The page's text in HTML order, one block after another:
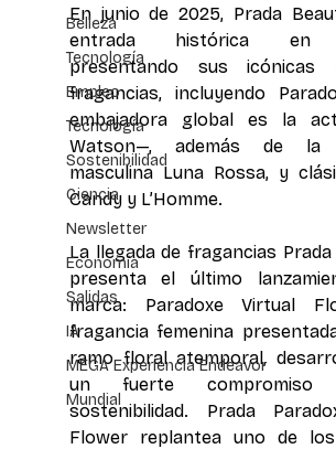
Belleza
Tecnología
Empleo
Tecnología
Sostenibilidad
Ciencia
Newsletter
Economía
Salidas
IA
MEGA Experiencia Endeavor
Mundial
En junio de 2025, Prada
entrada histórica en
presentando sus icónicas
fragancias, incluyendo
embajadora global es la
Watson—, además de la
masculina Luna Rossa, y
Candy y L’Homme.
La llegada de fragancias
presenta el último
marca: Paradoxe Virtual
fragancia femenina
ramo floral atemporal,
un fuerte
sostenibilidad. Prada
Flower replantea uno de